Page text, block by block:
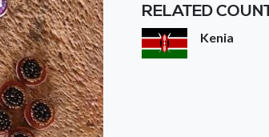
RELATED
Kenia